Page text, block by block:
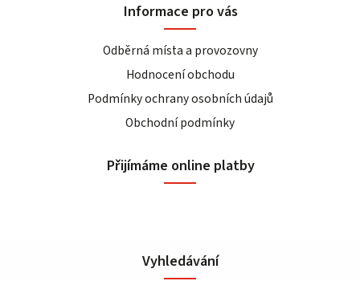
Informace pro vás
Odběrná místa a provozovny
Hodnocení obchodu
Podmínky ochrany osobních údajů
Obchodní podmínky
Přijímáme online platby
Vyhledávání